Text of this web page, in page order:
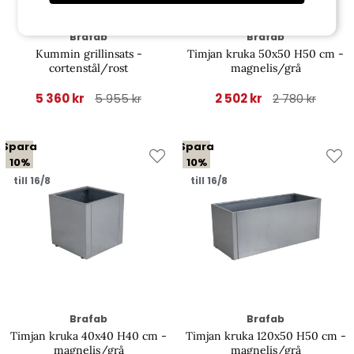
Brafab
Kummin grillinsats -
cortenstål/rost
5 360 kr 5 955 kr
Brafab
Timjan kruka 50x50 H50 cm -
magnelis/grå
2 502 kr 2 780 kr
Spara
10%
till 16/8
Brafab
Timjan kruka 40x40 H40 cm -
magnelis/grå
Spara
10%
till 16/8
Brafab
Timjan kruka 120x50 H50 cm -
magnelis/grå